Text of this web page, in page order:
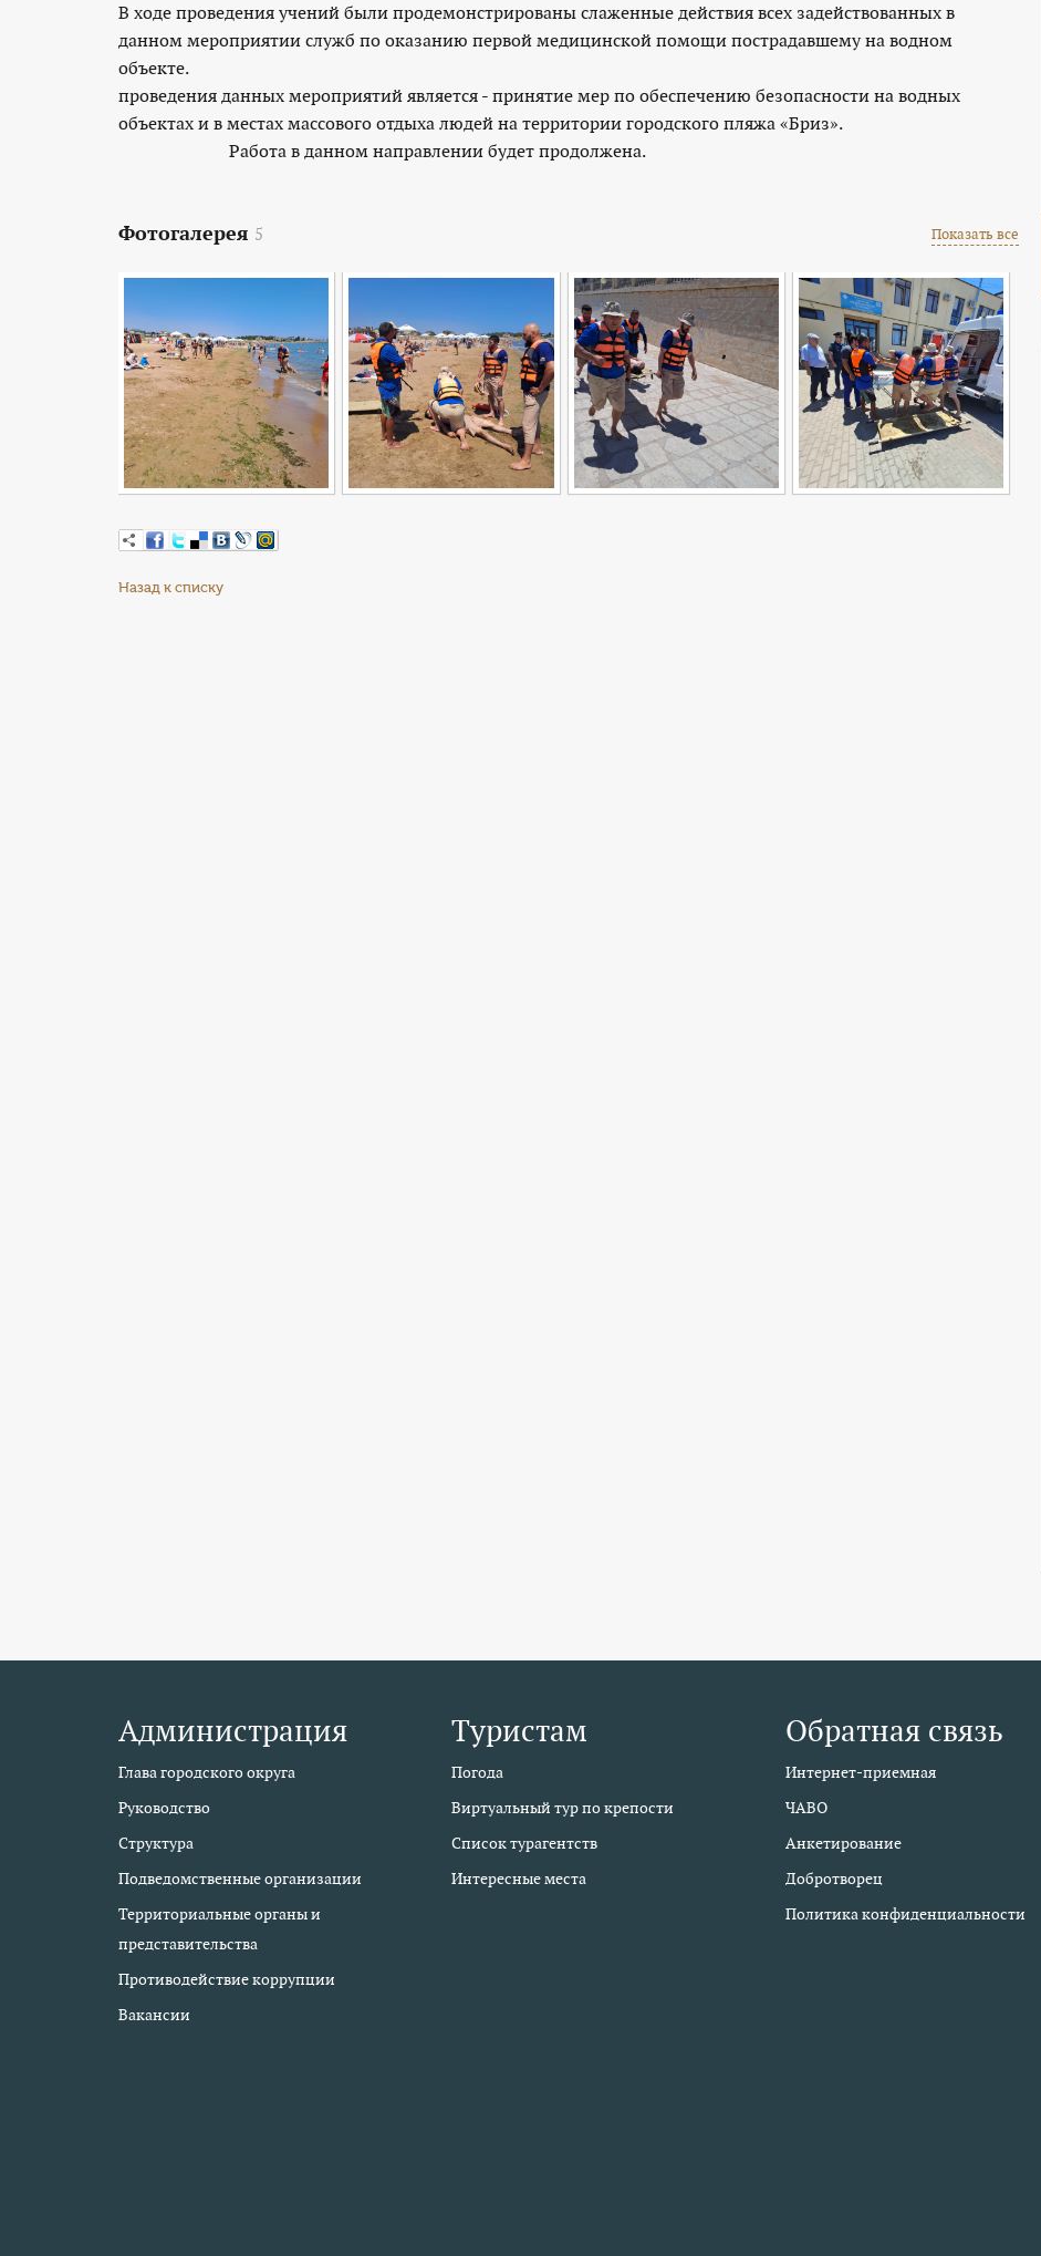
В ходе проведения учений были продемонстрированы слаженные действия всех задействованных в
данном мероприятии служб по оказанию первой медицинской помощи пострадавшему на водном
объекте.
проведения данных мероприятий является - принятие мер по обеспечению безопасности на водных
объектах и в местах массового отдыха людей на территории городского пляжа «Бриз».
Работа в данном направлении будет продолжена.
Фотогалерея 5 Показать все
Назад к списку
Администрация
Глава городского округа
Руководство
Структура
Подведомственные организации
Территориальные органы и
представительства
Противодействие коррупции
Вакансии
Туристам
Погода
Виртуальный тур по крепости
Список турагентств
Интересные места
Обратная связь
Интернет-приемная
ЧАВО
Анкетирование
Добротворец
Политика конфиденциальности